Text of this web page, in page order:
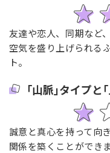
友達や恋人、同期など
空気を盛り上げられる
ト。
｢山脈｣タイプと
誠意と真心を持って向
関係を築くことができ